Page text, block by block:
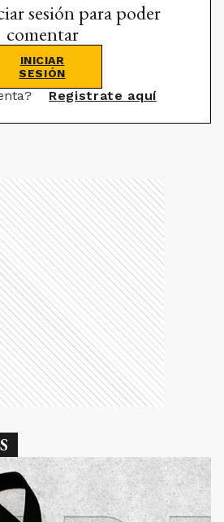
sesión para poder
comentar
INICIAR
SESIÓN
Registrate aquí